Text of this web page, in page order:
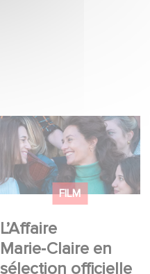
FILM
L’Affaire
Marie‑Claire en
sélection officielle
L’Affaire Marie‑Claire
en sélection officielle à
Cannes